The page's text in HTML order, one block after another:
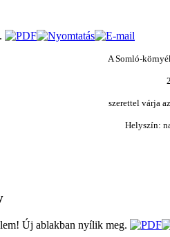
A Somló-
szerettel várja
Helyszín: